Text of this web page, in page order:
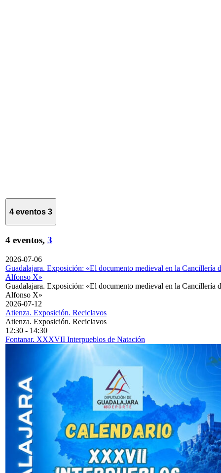
4 eventos 3
4 eventos, 3
2026-07-06
Guadalajara. Exposición: «El documento medieval en la Cancillería
Alfonso X»
Guadalajara. Exposición: «El documento medieval en la Cancillería
Alfonso X»
2026-07-12
Atienza. Exposición. Reciclavos
Atienza. Exposición. Reciclavos
12:30 - 14:30
Fontanar. XXXVII Interpueblos de Natación